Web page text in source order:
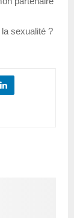
sexualité ?